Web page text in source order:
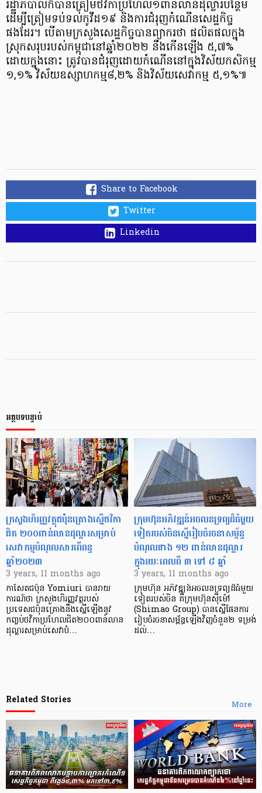
រដ្ឋាភិបាលក៏បានត្រៀមថវិកាប្រហែល១ពាន់លានដុល្លារបន្ថែម
ដើម្បីត្រៀមទប់ទល់កូវីដ១៩ និងការជំរុញកំណើនសេដ្ឋកិច្ច
ផងដែរ។ បើតាមក្រសួងសេដ្ឋកិច្ចបានព្យាករថា ផលិតផលក្នុង
ស្រុកសរុបរបស់កម្ពុជានៅឆ្នាំ២០២២ នឹងកើនឡើង ៥,៧%
ដោយក្នុងនោះ ត្រូវបានជំរុញដោយកំណើននៅក្នុងវិស័យកសិកម្ម
១,១% វិស័យឧស្សាហកម្ម៨,២% និងវិស័យសេវាកម្ម ៥,១%៕
Share to Facebook
Twitter
Linkedin
អត្ថបទបន្ទាប់
ក្រសួងហិរញ្ញវត្ថុជប៉ុនគ្រោងស្នើថវិកា
ជិត ២០០ពាន់លានដុល្លារសម្រាប់
សេវាកម្មបំណុលសារពើពន្ធ
ឆ្នាំ២០២៣
3 years, 11 months ago
កាសែតជប៉ុន Yomiuri បានរាយ
ការណ៍ថា ក្រសួងហិរញ្ញវត្ថុរបស់
ប្រទេសជប៉ុនគ្រោងនឹងស្នើឡើងនូវ
កញ្ចប់ថវិកាប្រហែលជិត២០០ពាន់លាន
ដុល្លារសម្រាប់សេវាបំ…
ក្រុមហ៊ុនអភិវឌ្ឍន៍អចលនទ្រព្យដ៏ធំមួយ
ទៀតរបស់ចិនស្នើរៀបចំរចនាសម្ព័ន្ធ
បំណុលជាង ១២ ពាន់លានដុល្លារ
ក្នុងរយៈពេលពី ៣ ទៅ ៨ ឆ្នាំ
3 years, 11 months ago
ក្រុមហ៊ុន អភិវឌ្ឍន៍អចលនទ្រព្យដ៏ធំមួយ
ទៀតរបស់ចិន គឺក្រុមហ៊ុនស៊ីម៉ៅ
(Shimao Group) បានស្នើផែនការ
រៀបចំរចនាសម្ព័ន្ធឡើងវិញចំនួន២ ទម្រង់
ដល់…
More
Related Stories